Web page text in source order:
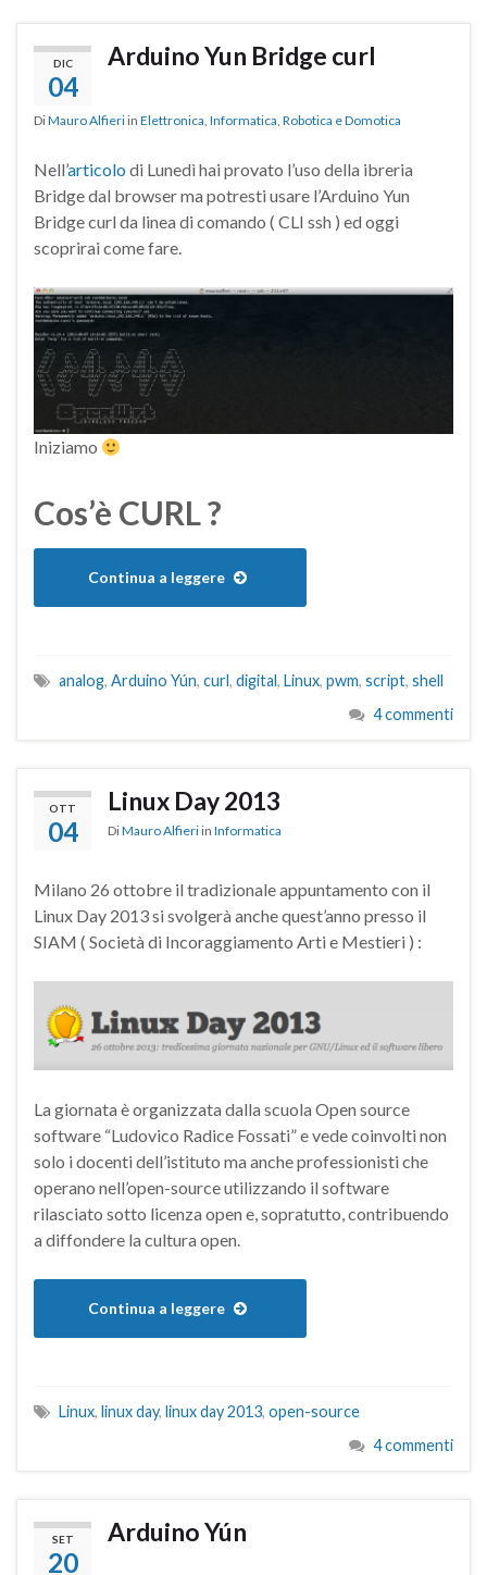
DIC
04
Arduino Yun Bridge curl
DiMauro Alfieri in Elettronica, Informatica, Robotica e Domotica
Nell’articolo di Lunedì hai provato l’uso della ibreria
Bridge dal browser ma potresti usare l’Arduino Yun
Bridge curl da linea di comando ( CLI ssh ) ed oggi
scoprirai come fare.
Iniziamo
Cos’è CURL ?
Continua a leggere
analog, Arduino Yún, curl, digital, Linux, pwm, script, shell
4 commenti
OTT
04
Linux Day 2013
DiMauro Alfieri in Informatica
Milano 26 ottobre il tradizionale appuntamento con il
Linux Day 2013 si svolgerà anche quest’anno presso il
SIAM ( Società di Incoraggiamento Arti e Mestieri ) :
La giornata è organizzata dalla scuola Open source
software “Ludovico Radice Fossati” e vede coinvolti non
solo i docenti dell’istituto ma anche professionisti che
operano nell’open-source utilizzando il software
rilasciato sotto licenza open e, sopratutto, contribuendo
a diffondere la cultura open.
Continua a leggere
Linux, linux day, linux day 2013, open-source
4 commenti
SET
20
Arduino Yún